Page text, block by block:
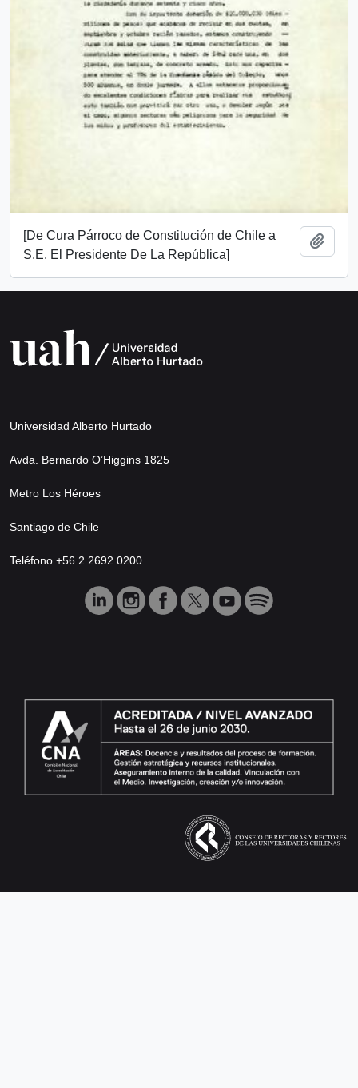
[De Cura Párroco de Constitución de Chile a
S.E. El Presidente De La República]
Universidad Alberto Hurtado
Avda. Bernardo O’Higgins 1825
Metro Los Héroes
Santiago de Chile
Teléfono +56 2 2692 0200